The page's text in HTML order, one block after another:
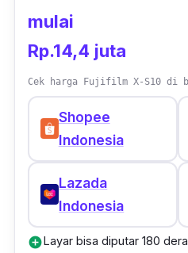
memfungsikan kamera
sangat cocok bagi
membutuhkan konten
mulai
Rp.14,4 juta
Cek harga Fujifilm X-S10 di
Shopee
Indonesia
Lazada
Indonesia
add_circleLayar bisa diputar 180